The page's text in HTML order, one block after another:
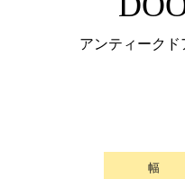
アンティーク
幅